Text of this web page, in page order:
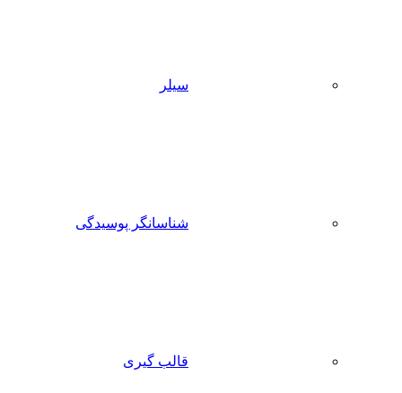
سیلر
شناسانگر پوسیدگی
قالب گیری